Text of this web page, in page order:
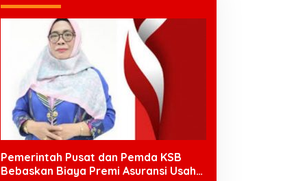
Pemerintah Pusat dan Pemda KSB
Bebaskan Biaya Premi Asuransi Usaha